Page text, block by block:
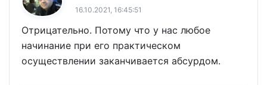
16.10.2021, 16:45:51
Отрицательно. Потому что у нас любое
начинание при его практическом
осуществлении заканчивается абсурдом.